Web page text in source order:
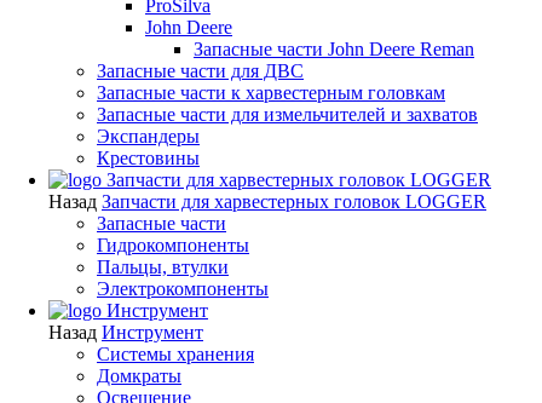
ProSilva
John Deere
Запасные части John Deere Reman
Запасные части для ДВС
Запасные части к харвестерным головкам
Запасные части для измельчителей и захватов
Экспандеры
Крестовины
Запчасти для харвестерных головок LOGGER
Назад Запчасти для харвестерных головок LOGGER
Запасные части
Гидрокомпоненты
Пальцы, втулки
Электрокомпоненты
Инструмент
Назад Инструмент
Системы хранения
Домкраты
Освещение